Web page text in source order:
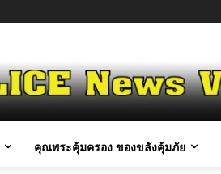
คุณพระคุ้มครอง ของขลังคุ้มภัย